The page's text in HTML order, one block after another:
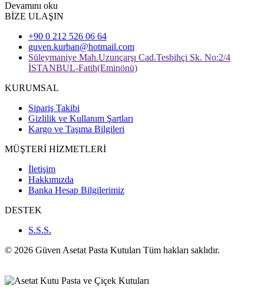
Devamını oku
BİZE ULAŞIN
+90 0 212 526 06 64
guven.kurban@hotmail.com
Süleymaniye Mah.Uzunçarşı Cad.Tesbihçi Sk. No:2/4
İSTANBUL-Fatih(Eminönü)
KURUMSAL
Sipariş Takibi
Gizlilik ve Kullanım Şartları
Kargo ve Taşıma Bilgileri
MÜŞTERİ HİZMETLERİ
İletişim
Hakkımızda
Banka Hesap Bilgilerimiz
DESTEK
S.S.S.
© 2026 Güven Asetat Pasta Kutuları Tüm hakları saklıdır.